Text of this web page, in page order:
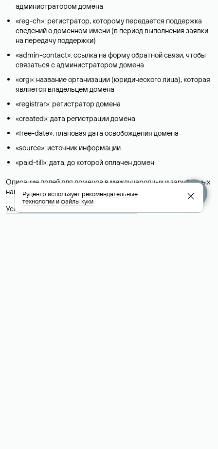
администратором домена
«reg-ch»: регистратор, которому передается поддержка
сведений о доменном имени (в период выполнения заявки
на передачу поддержки)
«admin-contact»: ссылка на форму обратной связи, чтобы
связаться с администратором домена
«org»: название организации (юридического лица), которая
является владельцем домена
«registrar»: регистратор домена
«created»: дата регистрации домена
«free-date»: плановая дата освобождения домена
«source»: источник информации
«paid-till»: дата, до которой оплачен домен
Описание полей для доменов в международных и зарубежных
национальных доменах представлены в разделе «
Помощь
Условия использования Whois-сервиса
Руцентр используетрекомендательные
технологииифайлы куки